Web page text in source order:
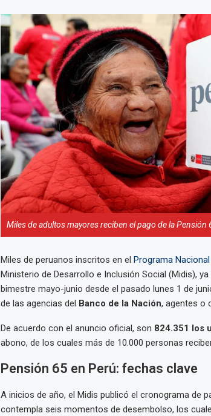
Miles de adultos mayores reciben el pago de la Pensión
Miles de peruanos inscritos en el Programa
Ministerio de Desarrollo e Inclusión Social (Midis),
bimestre mayo-junio desde el pasado lunes 1 de
de las agencias del Banco de la Nación, agentes o
De acuerdo con el anuncio oficial, son 824.351 los
abono, de los cuales más de 10.000 personas
Pensión 65 en Perú: fechas clave
A inicios de año, el Midis publicó el cronograma de
contempla seis momentos de desembolso, los